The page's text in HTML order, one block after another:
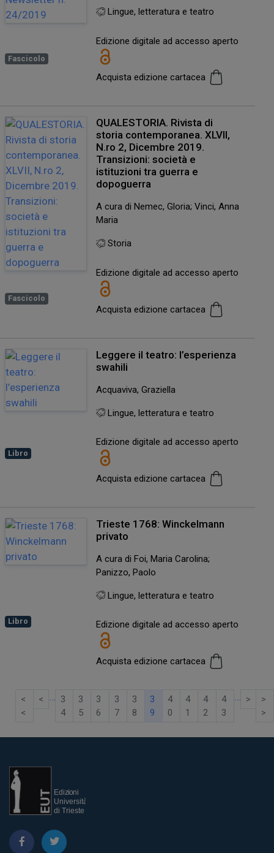
Fascicolo
Lingue, letteratura e teatro
Edizione digitale ad accesso aperto
Acquista edizione cartacea
Fascicolo
QUALESTORIA. Rivista di
storia contemporanea. XLVII,
N.ro 2, Dicembre 2019.
Transizioni: società e
istituzioni tra guerra e
dopoguerra
A cura di Nemec, Gloria; Vinci, Anna
Maria
Storia
Edizione digitale ad accesso aperto
Acquista edizione cartacea
Libro
Leggere il teatro: l’esperienza
swahili
Acquaviva, Graziella
Lingue, letteratura e teatro
Edizione digitale ad accesso aperto
Acquista edizione cartacea
Libro
Trieste 1768: Winckelmann
privato
A cura di Foi, Maria Carolina;
Panizzo, Paolo
Lingue, letteratura e teatro
Edizione digitale ad accesso aperto
Acquista edizione cartacea
<
<
<
3
4
3
5
3
6
3
7
3
8
3
9
4
0
4
1
4
2
4
3
>
>
>